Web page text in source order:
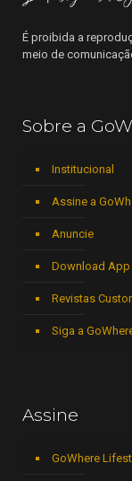
É proibida a
meio de
Sobre a
Institucional
Assine a
Anuncie
Download App
Revistas
Siga a
Assine
GoWhere